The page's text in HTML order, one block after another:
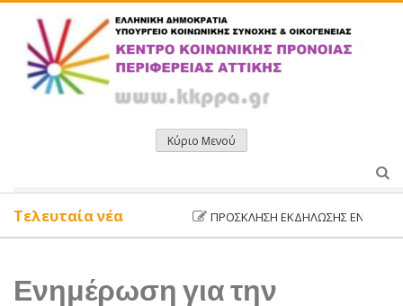
περιεχόμενο
Κύριο Μενού
ΠΡΌΣΚΛΗΣΗ ΕΚΔΉΛΩΣΗΣ
Τελευταία νέα
Ενημέρωση για την